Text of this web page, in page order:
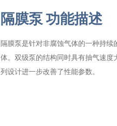
隔膜泵 功能描述
隔膜泵是针对非腐蚀气体的一种持
体。双级泵的结构同时具有抽气速度
列设计进一步改善了性能参数。